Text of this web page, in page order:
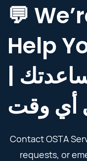
💬
Help
| نحن هنا لمساعدتك
أي وقت
Contact OSTA
requests, or